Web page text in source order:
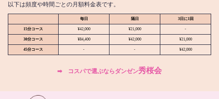
以下は頻度や時間ごとの月額料金表です。
毎日 隔日 3日に1回
15分コース ¥42,000 ¥21,000 -
30分コース ¥84,400 ¥42,000 ¥21,000
45分コース - - ¥42,000
➡︎ コスパで選ぶならダンゼン秀桜会